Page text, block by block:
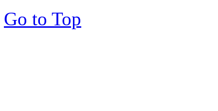
Go to Top